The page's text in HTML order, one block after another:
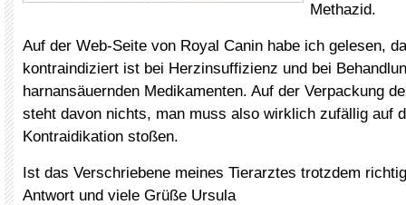
Methazid.
Auf der Web-Seite von Royal Canin habe ich gelesen,
kontraindiziert ist bei Herzinsuffizienz und bei
harnansäuernden Medikamenten. Auf der Verpackung
steht davon nichts, man muss also wirklich zufällig auf
Kontraidikation stoßen.
Ist das Verschriebene meines Tierarztes trotzdem
Antwort und viele Grüße Ursula